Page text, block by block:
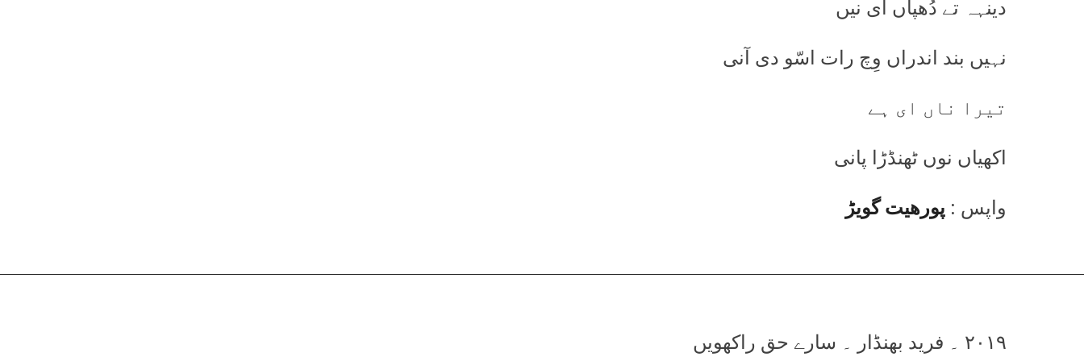
دینہہ تے دُھپاں ای نیں
نہیں بند اندراں وِچ رات اسّو دی آنی
تیرا ناں ای ہے
اکھیاں نوں ٹھنڈڑا پانی
واپس : پورھیت گویڑ
۲۰۱۹ ۔ فرید بھنڈار ۔ سارے حق راکھویں